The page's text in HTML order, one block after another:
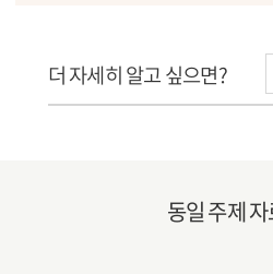
더 자세히 알고 싶으면?
동일 주제